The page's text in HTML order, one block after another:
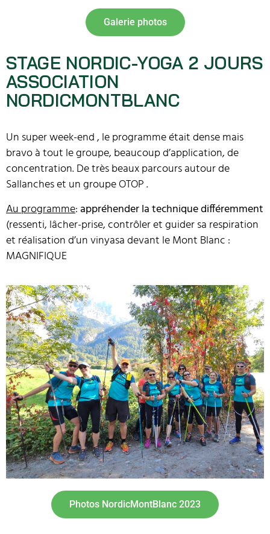
Galerie photos
STAGE NORDIC-YOGA 2 JOURS
ASSOCIATION
NORDICMONTBLANC
Un super week-end , le programme était dense mais
bravo à tout le groupe, beaucoup d’application, de
concentration. De très beaux parcours autour de
Sallanches et un groupe OTOP .
Au programme:appréhender la technique différemment
(ressenti, lâcher-prise, contrôler et guider sa respiration
et réalisation d’un vinyasa devant le Mont Blanc :
MAGNIFIQUE
Photos NordicMontBlanc 2023